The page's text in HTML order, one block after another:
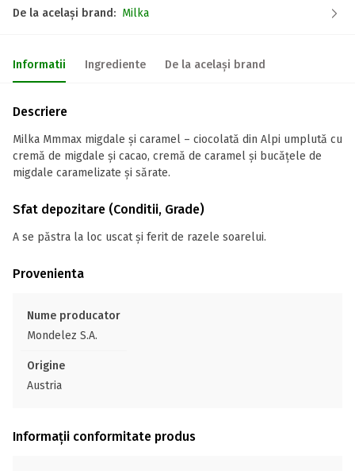
De la același brand: Milka
Informatii Ingrediente De la același brand
Descriere
Milka Mmmax migdale și caramel – ciocolată din Alpi umplută cu
cremă de migdale și cacao, cremă de caramel și bucățele de
migdale caramelizate și sărate.
Sfat depozitare (Conditii, Grade)
A se păstra la loc uscat și ferit de razele soarelui.
Provenienta
Nume producator
Mondelez S.A.
Origine
Austria
Informații conformitate produs